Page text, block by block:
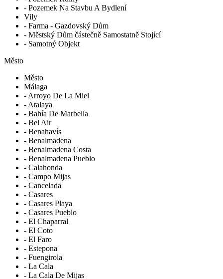
- Pozemek Na Stavbu A Bydlení
Vily
- Farma - Gazdovský Dům
- Městský Dům částečně Samostatně Stojící
- Samotný Objekt
Město
Město
Málaga
- Arroyo De La Miel
- Atalaya
- Bahía De Marbella
- Bel Air
- Benahavís
- Benalmadena
- Benalmadena Costa
- Benalmadena Pueblo
- Calahonda
- Campo Mijas
- Cancelada
- Casares
- Casares Playa
- Casares Pueblo
- El Chaparral
- El Coto
- El Faro
- Estepona
- Fuengirola
- La Cala
- La Cala De Mijas